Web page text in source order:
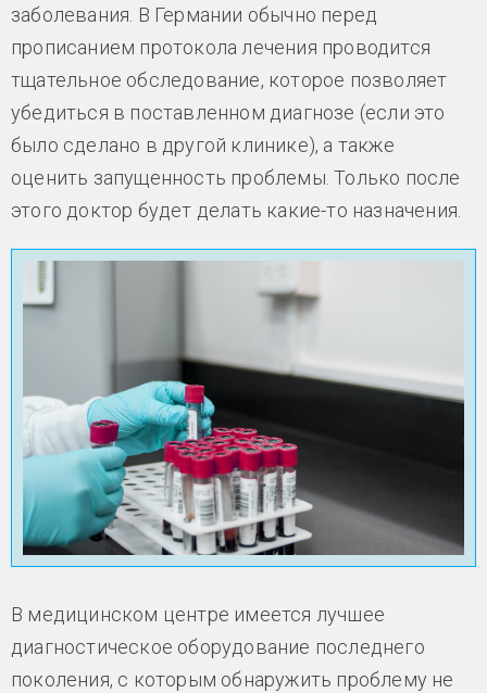
заболевания. В Германии обычно перед
прописанием протокола лечения проводится
тщательное обследование, которое позволяет
убедиться в поставленном диагнозе (если это
было сделано в другой клинике), а также
оценить запущенность проблемы. Только после
этого доктор будет делать какие-то назначения.
В медицинском центре имеется лучшее
диагностическое оборудование последнего
поколения, с которым обнаружить проблему не